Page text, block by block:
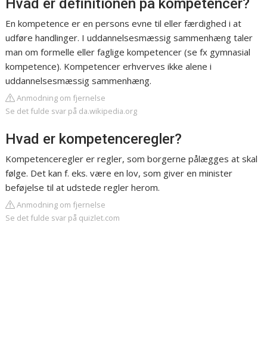
Hvad er definitionen på kompetencer?
En kompetence er en persons evne til eller færdighed i at
udføre handlinger. I uddannelsesmæssig sammenhæng taler
man om formelle eller faglige kompetencer (se fx gymnasial
kompetence). Kompetencer erhverves ikke alene i
uddannelsesmæssig sammenhæng.
Anmodning om fjernelse
Se det fulde svar på da.wikipedia.org
Hvad er kompetenceregler?
Kompetenceregler er regler, som borgerne pålægges at skal
følge. Det kan f. eks. være en lov, som giver en minister
beføjelse til at udstede regler herom.
Anmodning om fjernelse
Se det fulde svar på quizlet.com